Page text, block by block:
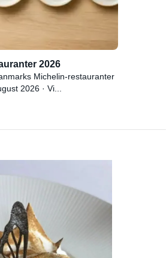
2026
Michelin-restauranter
2026 · Vi...